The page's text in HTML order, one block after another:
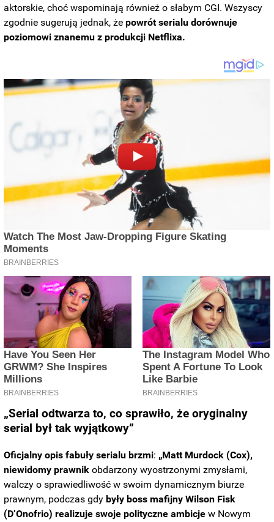
aktorskie, choć wspominają również o słabym CGI. Wszyscy
zgodnie sugerują jednak, żepowrót serialu dorównuje
poziomowi znanemu z produkcji Netflixa.
„Serial odtwarza to, co sprawiło, że oryginalny
serial był tak wyjątkowy”
Oficjalny opis fabuły serialu brzmi: „Matt Murdock (Cox),
niewidomy prawnik obdarzony wyostrzonymi zmysłami,
walczy o sprawiedliwość w swoim dynamicznym biurze
prawnym, podczas gdy były boss mafijny Wilson Fisk
(D’Onofrio) realizuje swoje polityczne ambicje w Nowym